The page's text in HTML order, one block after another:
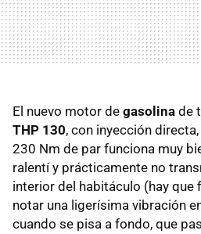
El nuevo motor de gasolina de
THP 130, con inyección
230 Nm de par funciona muy
ralentí y prácticamente no
interior del habitáculo (hay que
notar una ligerísima vibración
cuando se pisa a fondo, que